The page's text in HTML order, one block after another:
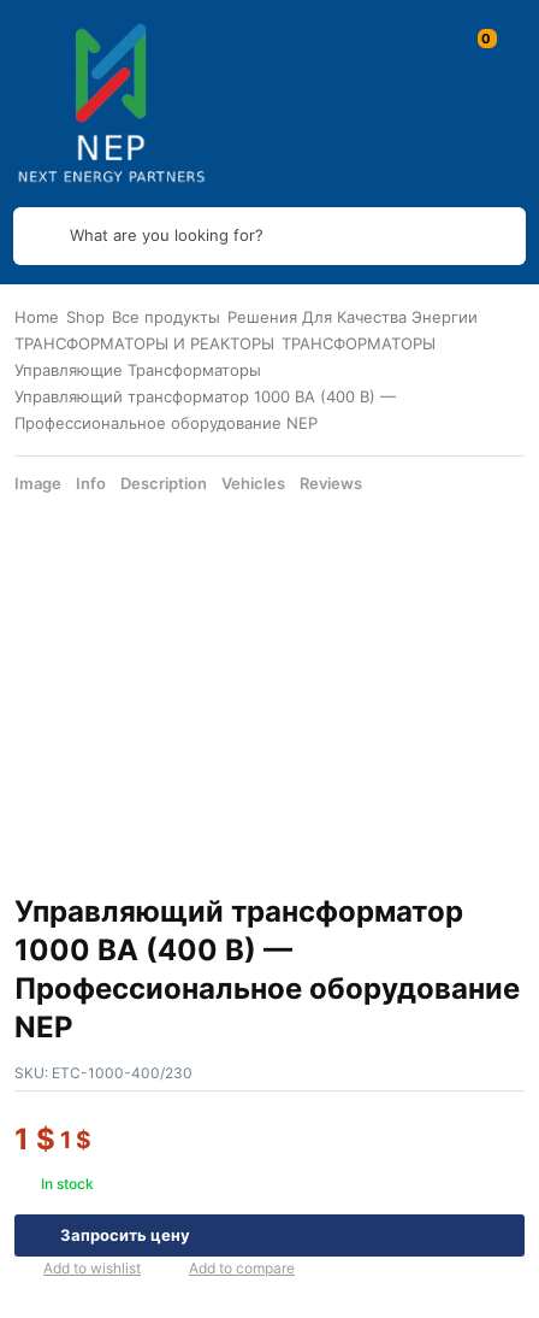
What are you looking for?
Home Shop Все продукты Решения Для Качества Энергии
ТРАНСФОРМАТОРЫ И РЕАКТОРЫ ТРАНСФОРМАТОРЫ
Управляющие Трансформаторы
Управляющий трансформатор 1000 ВА (400 В) —
Профессиональное оборудование NEP
Image Info Description Vehicles Reviews
Управляющий трансформатор
1000 ВА (400 В) —
Профессиональное оборудование
NEP
SKU: ETC-1000-400/230
1 $ 1 $
In stock
Запросить цену
Add to wishlist Add to compare